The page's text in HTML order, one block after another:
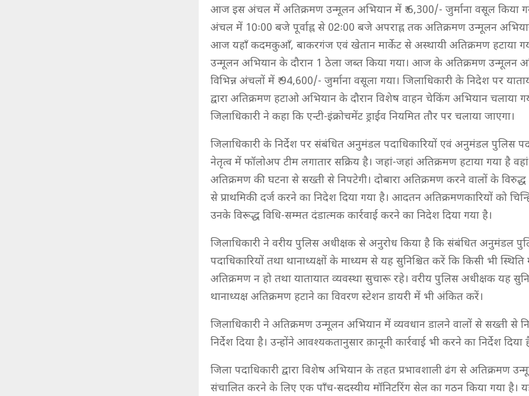
आज इस अंचल में अतिक्रमण उन्मूलन अभियान में ₹ 6,300/- जुर्माना वसूल किया
अंचल में 10ः00 बजे पूर्वाह्न से 02ः00 बजे अपराह्न तक अतिक्रमण उन्मूलन
आज यहाँ कदमकुआँ, बाकरगंज एवं खेतान मार्केट से अस्थायी अतिक्रमण हटाया
उन्मूलन अभियान के दौरान 1 ठेला जब्त किया गया। आज के अतिक्रमण उन्मूलन
विभिन्न अंचलों में ₹ 94,600/- जुर्माना वसूला गया। जिलाधिकारी के निदेश पर
द्वारा अतिक्रमण हटाओ अभियान के दौरान विशेष वाहन चेकिंग अभियान चलाया
जिलाधिकारी ने कहा कि एन्टी-इंक्रोचमेंट ड्राईव नियमित तौर पर चलाया जाएगा।
जिलाधिकारी के निर्देश पर संबंधित अनुमंडल पदाधिकारियों एवं अनुमंडल पुलिस
नेतृत्व में फॉलोअप टीम लगातार सक्रिय है। जहां-जहां अतिक्रमण हटाया गया है
अतिक्रमण की घटना से सख्ती से निपटेगी। दोबारा अतिक्रमण करने वालों के विरुद्ध
से प्राथमिकी दर्ज करने का निदेश दिया गया है। आदतन अतिक्रमणकारियों को
उनके विरूद्ध विधि-सम्मत दंडात्मक कार्रवाई करने का निदेश दिया गया है।
जिलाधिकारी ने वरीय पुलिस अधीक्षक से अनुरोध किया है कि संबंधित अनुमंडल
पदाधिकारियों तथा थानाध्यक्षों के माध्यम से यह सुनिश्चित करें कि किसी भी स्थिति
अतिक्रमण न हो तथा यातायात व्यवस्था सुचारू रहे। वरीय पुलिस अधीक्षक यह
थानाध्यक्ष अतिक्रमण हटाने का विवरण स्टेशन डायरी में भी अंकित करें।
जिलाधिकारी ने अतिक्रमण उन्मूलन अभियान में व्यवधान डालने वालों से सख्ती से
निर्देश दिया है। उन्होंने आवश्यकतानुसार क़ानूनी कार्रवाई भी करने का निर्देश दिया
जिला पदाधिकारी द्वारा विशेष अभियान के तहत प्रभावशाली ढंग से अतिक्रमण
संचालित करने के लिए एक पाँच-सदस्यीय मॉनिटरिंग सेल का गठन किया गया है।